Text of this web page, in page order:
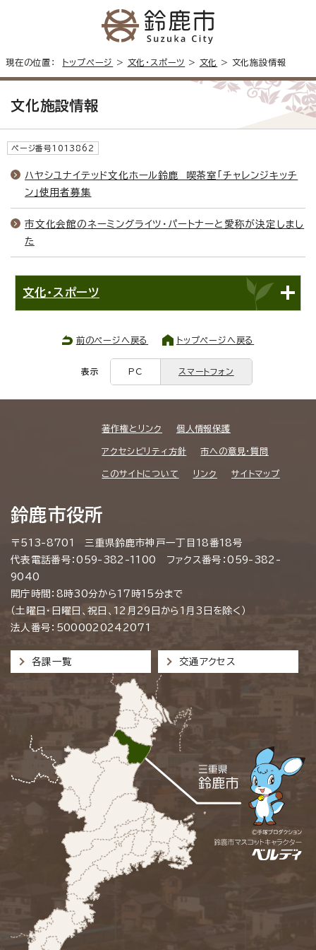
現在の位置： トップページ > 文化・スポーツ > 文化 > 文化施設情報
文化施設情報
ページ番号1013862
ハヤシユナイテッド文化ホール鈴鹿 喫茶室「チャレンジキッチ
ン」使用者募集
市文化会館のネーミングライツ・パートナーと愛称が決定しまし
た
文化・スポーツ
前のページへ戻る トップページへ戻る
表示 PC スマートフォン
著作権とリンク 個人情報保護
アクセシビリティ方針 市への意見・質問
このサイトについて リンク サイトマップ
鈴鹿市役所
〒513-8701 三重県鈴鹿市神戸一丁目18番18号
代表電話番号：059-382-1100 ファクス番号：059-382-
9040
開庁時間：8時30分から17時15分まで
（土曜日・日曜日、祝日、12月29日から1月3日を除く）
法人番号：5000020242071
各課一覧 交通アクセス